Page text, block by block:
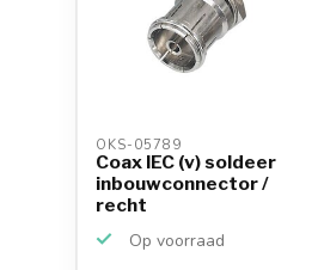
OKS-05789
Coax IEC (v) soldeer
inbouwconnector /
recht
Op voorraad